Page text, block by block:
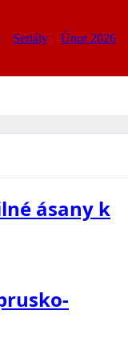
Seriály Únor 2026
ásany k